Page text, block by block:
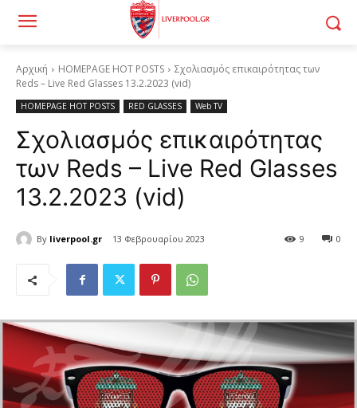
Αρχική HOMEPAGE HOT POSTS
Σχολιασμός επικαιρότητας των
Reds – Live Red Glasses 13.2.2023 (vid)
HOMEPAGE HOT POSTS RED GLASSES Web TV
Σχολιασμός επικαιρότητας
των Reds – Live Red Glasses
13.2.2023 (vid)
By liverpool.gr 13 Φεβρουαρίου 2023 0
9